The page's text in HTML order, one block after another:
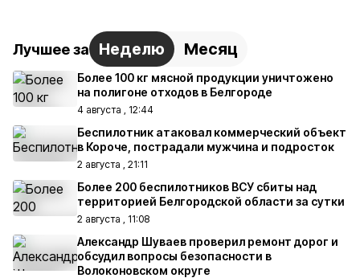
Лучшее за Неделю Месяц
Более 100 кг мясной продукции уничтожено
на полигоне отходов в Белгороде
4 августа , 12:44
Беспилотник атаковал коммерческий объект
в Короче, пострадали мужчина и подросток
2 августа , 21:11
Более 200 беспилотников ВСУ сбиты над
территорией Белгородской области за сутки
2 августа , 11:08
Александр Шуваев проверил ремонт дорог и
обсудил вопросы безопасности в
Волоконовском округе